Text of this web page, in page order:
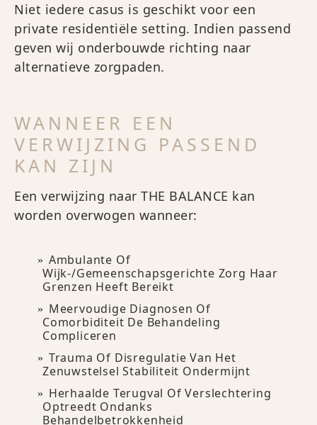
Niet iedere casus is geschikt voor een
private residentiële setting. Indien passend
geven wij onderbouwde richting naar
alternatieve zorgpaden.
WANNEER EEN
VERWIJZING PASSEND
KAN ZIJN
Een verwijzing naar THE BALANCE kan
worden overwogen wanneer:
Ambulante Of
Wijk-/gemeenschapsgerichte Zorg Haar
Grenzen Heeft Bereikt
Meervoudige Diagnosen Of
Comorbiditeit De Behandeling
Compliceren
Trauma Of Disregulatie Van Het
Zenuwstelsel Stabiliteit Ondermijnt
Herhaalde Terugval Of Verslechtering
Optreedt Ondanks
Behandelbetrokkenheid